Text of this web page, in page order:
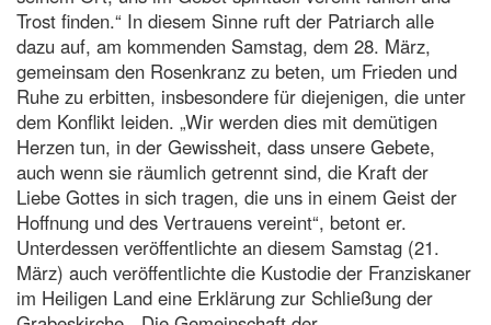
Trost finden.“ In diesem Sinne ruft der Patriarch alle
dazu auf, am kommenden Samstag, dem 28. März,
gemeinsam den Rosenkranz zu beten, um Frieden und
Ruhe zu erbitten, insbesondere für diejenigen, die unter
dem Konflikt leiden. „Wir werden dies mit demütigen
Herzen tun, in der Gewissheit, dass unsere Gebete,
auch wenn sie räumlich getrennt sind, die Kraft der
Liebe Gottes in sich tragen, die uns in einem Geist der
Hoffnung und des Vertrauens vereint“, betont er.
Unterdessen veröffentlichte an diesem Samstag (21.
März) auch veröffentlichte die Kustodie der Franziskaner
im Heiligen Land eine Erklärung zur Schließung der